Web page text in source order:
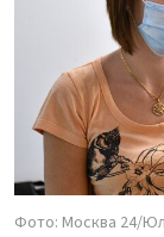
Фото: Москва 24/